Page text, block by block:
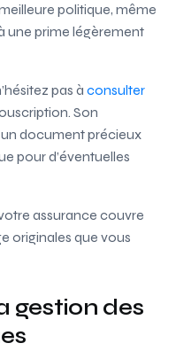
politique, même
une prime légèrement
pas àconsulter
Son
document précieux
pour d’éventuelles
assurance couvre
originales que vous
gestion des